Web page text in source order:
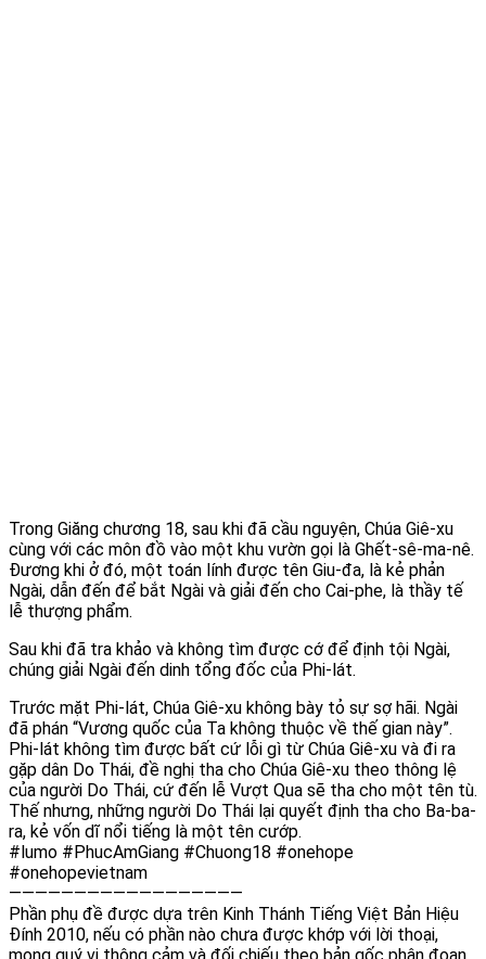
Trong Giăng chương 18, sau khi đã cầu nguyện, Chúa Giê-xu
cùng với các môn đồ vào một khu vườn gọi là Ghết-sê-ma-nê.
Đương khi ở đó, một toán lính được tên Giu-đa, là kẻ phản
Ngài, dẫn đến để bắt Ngài và giải đến cho Cai-phe, là thầy tế
lễ thượng phẩm.
Sau khi đã tra khảo và không tìm được cớ để định tội Ngài,
chúng giải Ngài đến dinh tổng đốc của Phi-lát.
Trước mặt Phi-lát, Chúa Giê-xu không bày tỏ sự sợ hãi. Ngài
đã phán “Vương quốc của Ta không thuộc về thế gian này”.
Phi-lát không tìm được bất cứ lỗi gì từ Chúa Giê-xu và đi ra
gặp dân Do Thái, đề nghị tha cho Chúa Giê-xu theo thông lệ
của người Do Thái, cứ đến lễ Vượt Qua sẽ tha cho một tên tù.
Thế nhưng, những người Do Thái lại quyết định tha cho Ba-ba-
ra, kẻ vốn dĩ nổi tiếng là một tên cướp.
#lumo #PhucAmGiang #Chuong18 #onehope
#onehopevietnam
——————————————————
Phần phụ đề được dựa trên Kinh Thánh Tiếng Việt Bản Hiệu
Đính 2010, nếu có phần nào chưa được khớp với lời thoại,